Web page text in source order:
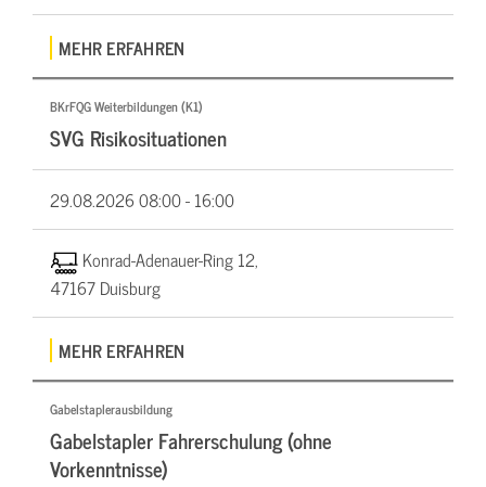
MEHR ERFAHREN
BKrFQG Weiterbildungen (K1)
SVG Risikosituationen
29.08.202608:00 - 16:00
Konrad-Adenauer-Ring 12,
47167 Duisburg
MEHR ERFAHREN
Gabelstaplerausbildung
Gabelstapler Fahrerschulung (ohne
Vorkenntnisse)